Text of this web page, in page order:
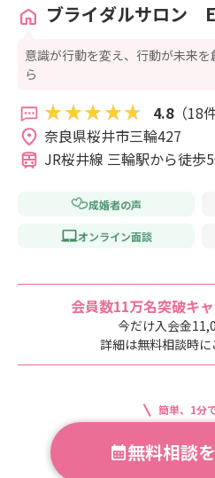
ブライダルサロン
意識が行動を変え、行動が未来
ら
4.8（18件
JR桜井線 三輪駅から徒歩
成婚者の声
オンライン面談
会員数11万名突破キ
今だけ入会金
詳細は無料相談時に
簡単、1分
無料相談